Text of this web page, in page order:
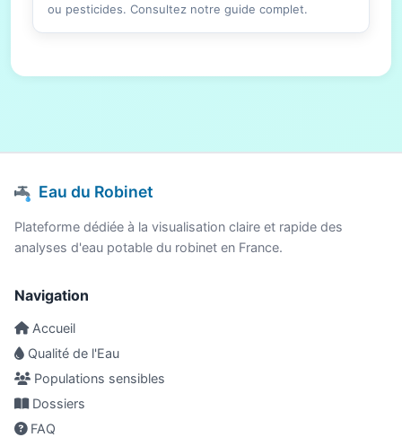
ou pesticides. Consultez notre guide complet.
Eau du Robinet
Plateforme dédiée à la visualisation claire et rapide des
analyses d'eau potable du robinet en France.
Navigation
Accueil
Qualité de l'Eau
Populations sensibles
Dossiers
FAQ